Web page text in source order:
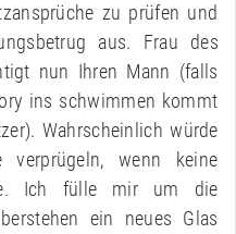
zu prüfen und
aus. Frau des
nun Ihren Mann (falls
ins schwimmen kommt
Wahrscheinlich würde
verprügeln, wenn keine
Ich fülle mir um die
ein neues Glas